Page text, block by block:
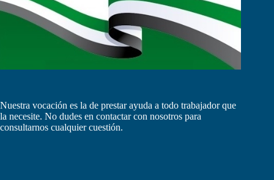
Nuestra vocación es la de prestar ayuda a todo trabajador que
la necesite. No dudes en contactar con nosotros para
consultarnos cualquier cuestión.